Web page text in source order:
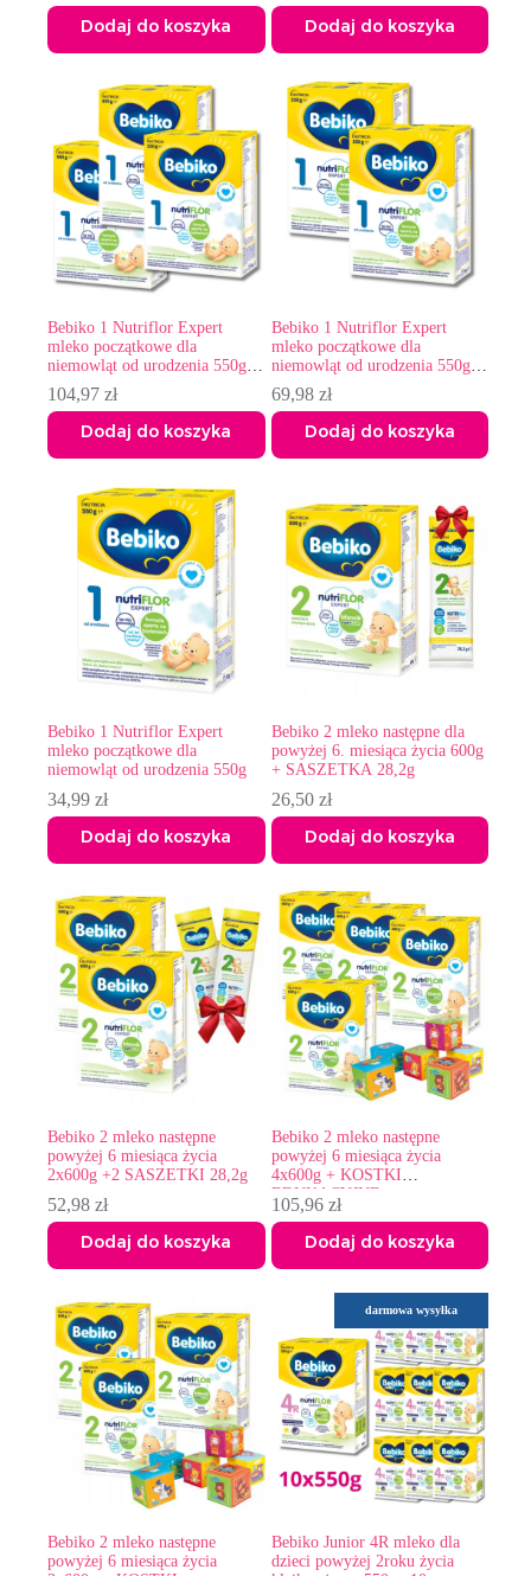
Dodaj do koszyka Dodaj do koszyka
Bebiko 1 Nutriflor Expert
mleko początkowe dla
niemowląt od urodzenia 550g x
3
104,97 zł
Dodaj do koszyka
Bebiko 1 Nutriflor Expert
mleko początkowe dla
niemowląt od urodzenia 550g x
2
69,98 zł
Dodaj do koszyka
Bebiko 1 Nutriflor Expert
mleko początkowe dla
niemowląt od urodzenia 550g
34,99 zł
Dodaj do koszyka
Bebiko 2 mleko następne dla
powyżej 6. miesiąca życia 600g
+ SASZETKA 28,2g
26,50 zł
Dodaj do koszyka
Bebiko 2 mleko następne
powyżej 6 miesiąca życia
2x600g +2 SASZETKI 28,2g
52,98 zł
Dodaj do koszyka
Bebiko 2 mleko następne
powyżej 6 miesiąca życia
4x600g + KOSTKI
EDUKACYJNE
105,96 zł
Dodaj do koszyka
Bebiko 2 mleko następne
powyżej 6 miesiąca życia
darmowa wysyłka
Bebiko Junior 4R mleko dla
dzieci powyżej 2roku życia